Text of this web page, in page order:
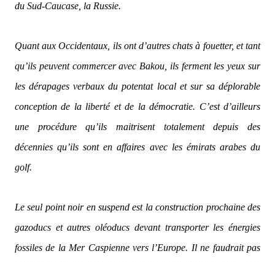
du Sud-Caucase, la Russie.
Quant aux Occidentaux, ils ont d’autres chats à fouetter, et tant
qu’ils peuvent commercer avec Bakou, ils ferment les yeux sur
les dérapages verbaux du potentat local et sur sa déplorable
conception de la liberté et de la démocratie. C’est d’ailleurs
une procédure qu’ils maitrisent totalement depuis des
décennies qu’ils sont en affaires avec les émirats arabes du
golf.
Le seul point noir en suspend est la construction prochaine des
gazoducs et autres oléoducs devant transporter les énergies
fossiles de la Mer Caspienne vers l’Europe. Il ne faudrait pas